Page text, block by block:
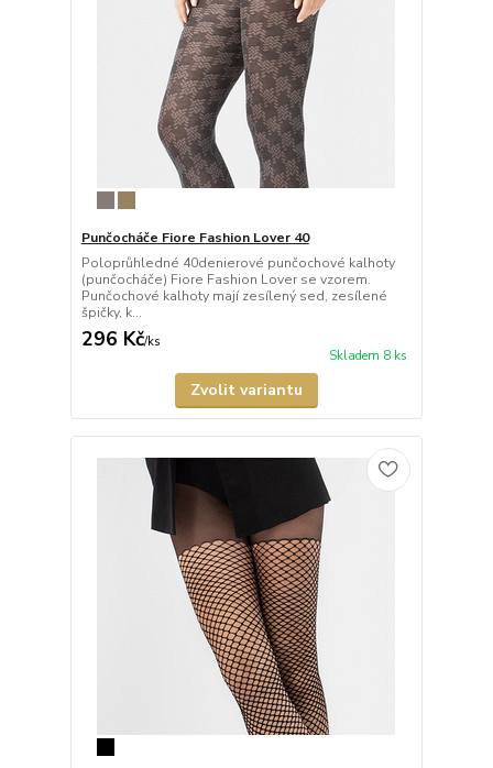
Punčocháče Fiore Fashion Lover 40
Poloprůhledné 40denierové punčochové kalhoty
(punčocháče) Fiore Fashion Lover se vzorem.
Punčochové kalhoty mají zesílený sed, zesílené
špičky, k...
296 Kč/ks
Skladem 8 ks
Zvolit variantu